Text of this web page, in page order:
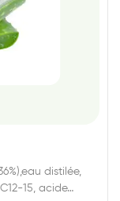
distilée,
15, acide…